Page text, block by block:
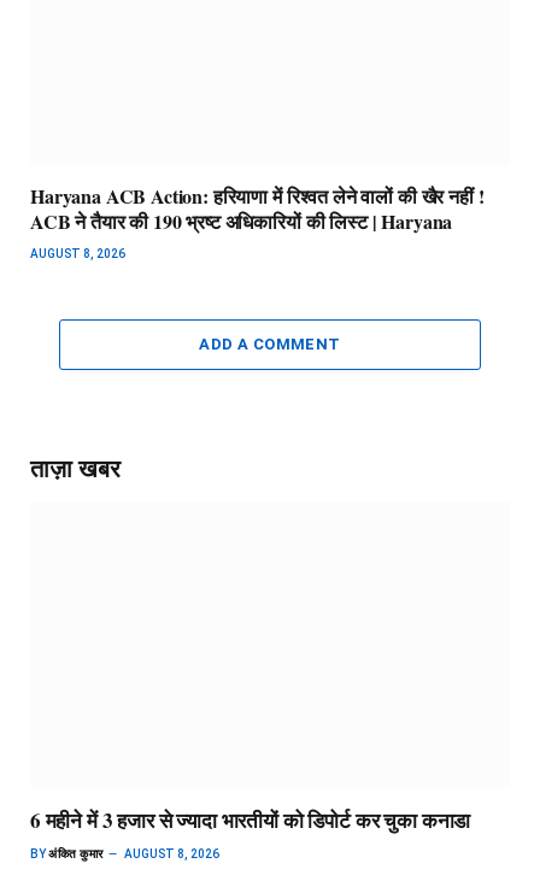
Haryana ACB Action: हरियाणा में रिश्वत लेने वालों की खैर नहीं !
ACB ने तैयार की 190 भ्रष्ट अधिकारियों की लिस्ट | Haryana
AUGUST 8, 2026
ADD A COMMENT
ताज़ा खबर
6 महीने में 3 हजार से ज्यादा भारतीयों को डिपोर्ट कर चुका कनाडा
BYअंकित कुमार AUGUST 8, 2026